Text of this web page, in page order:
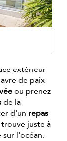
extérieur
de paix
ou prenez
de la
d'un repas
juste à
sur l'océan.